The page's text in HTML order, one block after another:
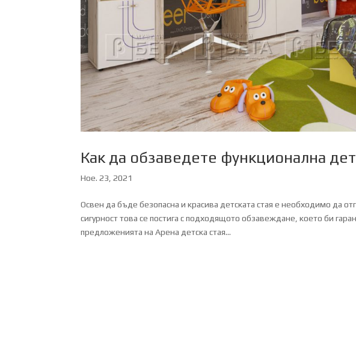
Как да обзаведете функционална
Ное. 23, 2021
Освен да бъде безопасна и красива детската стая е необходимо да
сигурност това се постига с подходящото обзавеждане, което би
предложенията на Арена детска стая...